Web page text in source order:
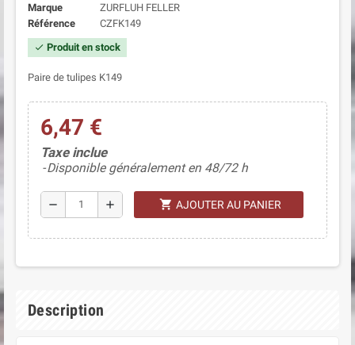
Marque
ZURFLUH FELLER
Référence
CZFK149
check Produit en stock
Paire de tulipes K149
6,47 €
Taxe inclue
Disponible généralement en 48/72 h
remove add shopping_cart AJOUTER AU PANIER
Description